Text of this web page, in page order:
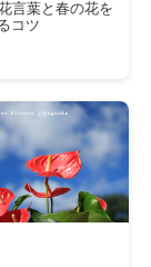
言葉と春の花を
コツ